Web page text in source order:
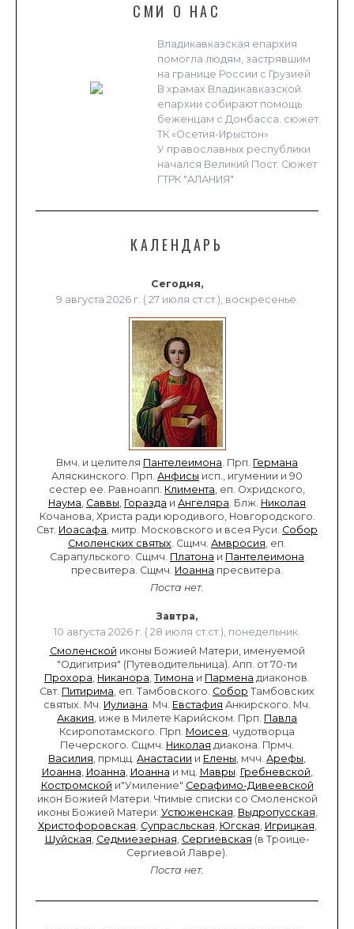
СМИ О НАС
Владикавказская епархия
помогла людям, застрявшим
на границе России с Грузией
В храмах Владикавказской
епархии собирают помощь
беженцам с Донбасса. сюжет
ТК «Осетия-Ирыстон»
У православных республики
начался Великий Пост. Сюжет
ГТРК "АЛАНИЯ"
КАЛЕНДАРЬ
Сегодня,
9 августа 2026 г. ( 27 июля ст.ст.), воскресенье.
Вмч. и целителя Пантелеимона. Прп. Германа
Аляскинского. Прп. Анфисы исп., игумении и 90
сестер ее. Равноапп. Климента, еп. Охридского,
Наума, Саввы, Горазда и Ангеляра. Блж. Николая
Кочанова, Христа ради юродивого, Новгородского.
Свт. Иоасафа, митр. Московского и всея Руси. Собор
Смоленских святых. Сщмч. Амвросия, еп.
Сарапульского. Сщмч. Платона и Пантелеимона
пресвитера. Сщмч. Иоанна пресвитера.
Поста нет.
Завтра,
10 августа 2026 г. ( 28 июля ст.ст.), понедельник.
Смоленской иконы Божией Матери, именуемой
"Одигитрия" (Путеводительница). Апп. от 70-ти
Прохора, Никанора, Тимона и Пармена диаконов.
Свт. Питирима, еп. Тамбовского. Собор Тамбовских
святых. Мч. Иулиана. Мч. Евстафия Анкирского. Мч.
Акакия, иже в Милете Карийском. Прп. Павла
Ксиропотамского. Прп. Моисея, чудотворца
Печерского. Сщмч. Николая диакона. Прмч.
Василия, прмцц. Анастасии и Елены, мчч. Арефы,
Иоанна, Иоанна, Иоанна и мц. Мавры. Гребневской,
Костромской и"Умиление" Серафимо-Дивеевской
икон Божией Матери. Чтимые списки со Смоленской
иконы Божией Матери: Устюженская, Выдропусская,
Христофоровская, Супрасльская, Югская, Игрицкая,
Шуйская, Седмиезерная, Сергиевская (в Троице-
Сергиевой Лавре).
Поста нет.